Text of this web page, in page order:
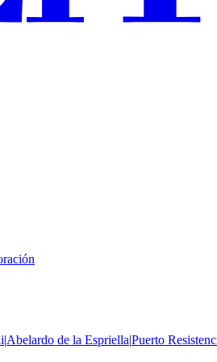
|Abelardo de la Espriella|Puerto